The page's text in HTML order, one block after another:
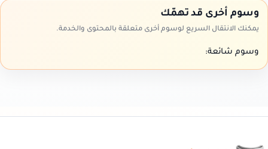
وسوم أخرى قد تهمّك
يمكنك الانتقال السريع لوسوم أخرى متعلقة بالمحتوى والخدمة.
وسوم شائعة: